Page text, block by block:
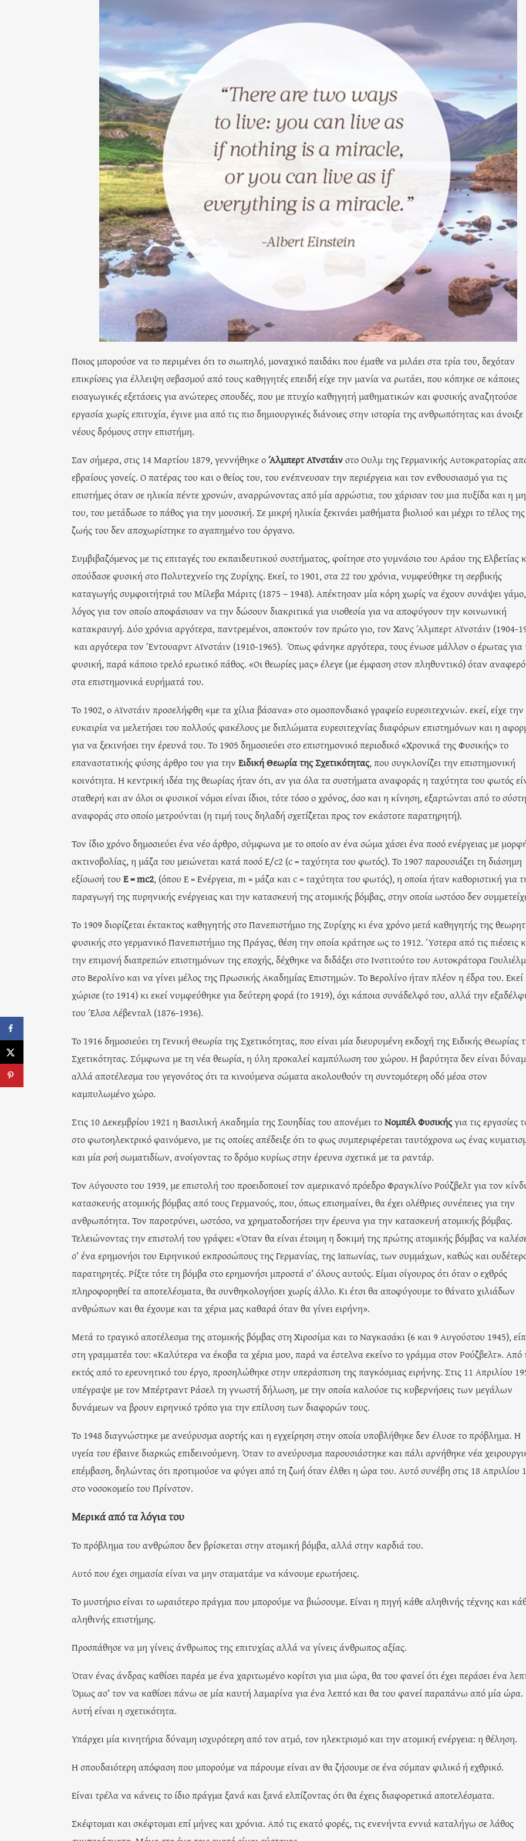
Ποιος μπορούσε να το περιμένει ότι το σιωπηλό, μοναχικό παιδάκι που έμαθε να μιλάει στα τρία του, δεχόταν
επικρίσεις για έλλειψη σεβασμού από τους καθηγητές επειδή είχε την μανία να ρωτάει, που κόπηκε σε κάποιες
εισαγωγικές εξετάσεις για ανώτερες σπουδές, που με πτυχίο καθηγητή μαθηματικών και φυσικής αναζητούσε
εργασία χωρίς επιτυχία, έγινε μια από τις πιο δημιουργικές διάνοιες στην ιστορία της ανθρωπότητας και άνοιξε
νέους δρόμους στην επιστήμη.
Σαν σήμερα, στις 14 Μαρτίου 1879, γεννήθηκε οΆλμπερτ Αϊνστάινστο Ουλμ της Γερμανικής Αυτοκρατορίας
εβραίους γονείς. Ο πατέρας του και ο θείος του, του ενέπνευσαν την περιέργεια και τον ενθουσιασμό για τις
επιστήμες όταν σε ηλικία πέντε χρονών, αναρρώνοντας από μία αρρώστια, του χάρισαν του μια πυξίδα και η
του, του μετάδωσε το πάθος για την μουσική. Σε μικρή ηλικία ξεκινάει μαθήματα βιολιού και μέχρι το τέλος της
ζωής του δεν αποχωρίστηκε το αγαπημένο του όργανο.
Συμβιβαζόμενος με τις επιταγές του εκπαιδευτικού συστήματος, φοίτησε στο γυμνάσιο του Αράου της Ελβετίας
σπούδασε φυσική στο Πολυτεχνείο της Ζυρίχης. Εκεί, το 1901, στα 22 του χρόνια, νυμφεύθηκε τη σερβικής
καταγωγής συμφοιτήτριά του Μίλεβα Μάριτς (1875 – 1948). Απέκτησαν μία κόρη χωρίς να έχουν συνάψει γάμο,
λόγος για τον οποίο αποφάσισαν να την δώσουν διακριτικά για υιοθεσία για να αποφύγουν την κοινωνική
κατακραυγή. Δύο χρόνια αργότερα, παντρεμένοι, αποκτούν τον πρώτο γιο, τον Χανς Άλμπερτ Αϊνστάιν (1904-
και αργότερα τον Έντουαρντ Αϊνστάιν (1910-1965). Όπως φάνηκε αργότερα, τους ένωσε μάλλον ο έρωτας για
φυσική, παρά κάποιο τρελό ερωτικό πάθος. «Οι θεωρίες μας» έλεγε (με έμφαση στον πληθυντικό) όταν
στα επιστημονικά ευρήματά του.
Το 1902, ο Αϊνστάιν προσελήφθη «με τα χίλια βάσανα» στο ομοσπονδιακό γραφείο ευρεσιτεχνιών. εκεί, είχε την
ευκαιρία να μελετήσει του πολλούς φακέλους με διπλώματα ευρεσιτεχνίας διαφόρων επιστημόνων και η
για να ξεκινήσει την έρευνά του. Το 1905 δημοσιεύει στο επιστημονικό περιοδικό «Χρονικά της Φυσικής» το
επαναστατικής φύσης άρθρο του για την Ειδική Θεωρία της Σχετικότητας, που συγκλονίζει την επιστημονική
κοινότητα. Η κεντρική ιδέα της θεωρίας ήταν ότι, αν για όλα τα συστήματα αναφοράς η ταχύτητα του φωτός
σταθερή και αν όλοι οι φυσικοί νόμοι είναι ίδιοι, τότε τόσο ο χρόνος, όσο και η κίνηση, εξαρτώνται από το
αναφοράς στο οποίο μετρούνται (η τιμή τους δηλαδή σχετίζεται προς τον εκάστοτε παρατηρητή).
Τον ίδιο χρόνο δημοσιεύει ένα νέο άρθρο, σύμφωνα με το οποίο αν ένα σώμα χάσει ένα ποσό ενέργειας με
ακτινοβολίας, η μάζα του μειώνεται κατά ποσό E/c2 (c = ταχύτητα του φωτός). Το 1907 παρουσιάζει τη διάσημη
εξίσωσή του E = mc2, (όπου E = Ενέργεια, m = μάζα και c = ταχύτητα του φωτός), η οποία ήταν καθοριστική για
παραγωγή της πυρηνικής ενέργειας και την κατασκευή της ατομικής βόμβας, στην οποία ωστόσο δεν
Το 1909 διορίζεται έκτακτος καθηγητής στο Πανεπιστήμιο της Ζυρίχης κι ένα χρόνο μετά καθηγητής της
φυσικής στο γερμανικό Πανεπιστήμιο της Πράγας, θέση την οποία κράτησε ως το 1912. Ύστερα από τις πιέσεις
την επιμονή διαπρεπών επιστημόνων της εποχής, δέχθηκε να διδάξει στο Ινστιτούτο του Αυτοκράτορα
στο Βερολίνο και να γίνει μέλος της Πρωσικής Ακαδημίας Επιστημών. Το Βερολίνο ήταν πλέον η έδρα του. Εκεί
χώρισε (το 1914) κι εκεί νυμφεύθηκε για δεύτερη φορά (το 1919), όχι κάποια συνάδελφό του, αλλά την
του Έλσα Λέβενταλ (1876-1936).
Το 1916 δημοσιεύει τη Γενική Θεωρία της Σχετικότητας, που είναι μία διευρυμένη εκδοχή της Ειδικής Θεωρίας
Σχετικότητας. Σύμφωνα με τη νέα θεωρία, η ύλη προκαλεί καμπύλωση του χώρου. Η βαρύτητα δεν είναι
αλλά αποτέλεσμα του γεγονότος ότι τα κινούμενα σώματα ακολουθούν τη συντομότερη οδό μέσα στον
καμπυλωμένο χώρο.
Στις 10 Δεκεμβρίου 1921 η Βασιλική Ακαδημία της Σουηδίας του απονέμει τοΝομπέλ Φυσικήςγια τις εργασίες
στο φωτοηλεκτρικό φαινόμενο, με τις οποίες απέδειξε ότι το φως συμπεριφέρεται ταυτόχρονα ως ένας
και μία ροή σωματιδίων, ανοίγοντας το δρόμο κυρίως στην έρευνα σχετικά με τα ραντάρ.
Τον Αύγουστο του 1939, με επιστολή του προειδοποιεί τον αμερικανό πρόεδρο Φραγκλίνο Ρούζβελτ για τον
κατασκευής ατομικής βόμβας από τους Γερμανούς, που, όπως επισημαίνει, θα έχει ολέθριες συνέπειες για την
ανθρωπότητα. Τον παροτρύνει, ωστόσο, να χρηματοδοτήσει την έρευνα για την κατασκευή ατομικής βόμβας.
Τελειώνοντας την επιστολή του γράφει: «Όταν θα είναι έτοιμη η δοκιμή της πρώτης ατομικής βόμβας να
σ’ ένα ερημονήσι του Ειρηνικού εκπροσώπους της Γερμανίας, της Ιαπωνίας, των συμμάχων, καθώς και
παρατηρητές. Ρίξτε τότε τη βόμβα στο ερημονήσι μπροστά σ’ όλους αυτούς. Είμαι σίγουρος ότι όταν ο εχθρός
πληροφορηθεί τα αποτελέσματα, θα συνθηκολογήσει χωρίς άλλο. Κι έτσι θα αποφύγουμε το θάνατο χιλιάδων
ανθρώπων και θα έχουμε και τα χέρια μας καθαρά όταν θα γίνει ειρήνη».
Μετά το τραγικό αποτέλεσμα της ατομικής βόμβας στη Χιροσίμα και το Ναγκασάκι (6 και 9 Αυγούστου 1945),
στη γραμματέα του: «Καλύτερα να έκοβα τα χέρια μου, παρά να έστελνα εκείνο το γράμμα στον Ρούζβελτ». Από
εκτός από το ερευνητικό του έργο, προσηλώθηκε στην υπεράσπιση της παγκόσμιας ειρήνης. Στις 11 Απριλίου
υπέγραψε με τον Μπέρτραντ Ράσελ τη γνωστή δήλωση, με την οποία καλούσε τις κυβερνήσεις των μεγάλων
δυνάμεων να βρουν ειρηνικό τρόπο για την επίλυση των διαφορών τους.
Το 1948 διαγνώστηκε με ανεύρυσμα αορτής και η εγχείρηση στην οποία υποβλήθηκε δεν έλυσε το πρόβλημα. Η
υγεία του έβαινε διαρκώς επιδεινούμενη. Όταν το ανεύρυσμα παρουσιάστηκε και πάλι αρνήθηκε νέα
επέμβαση, δηλώντας ότι προτιμούσε να φύγει από τη ζωή όταν έλθει η ώρα του. Αυτό συνέβη στις 18 Απριλίου
στο νοσοκομείο του Πρίνστον.
Μερικά από τα λόγια του
Το πρόβλημα του ανθρώπου δεν βρίσκεται στην ατομική βόμβα, αλλά στην καρδιά του.
Αυτό που έχει σημασία είναι να μην σταματάμε να κάνουμε ερωτήσεις.
Το μυστήριο είναι το ωραιότερο πράγμα που μπορούμε να βιώσουμε. Είναι η πηγή κάθε αληθινής τέχνης και
αληθινής επιστήμης.
Προσπάθησε να μη γίνεις άνθρωπος της επιτυχίας αλλά να γίνεις άνθρωπος αξίας.
Όταν ένας άνδρας καθίσει παρέα με ένα χαριτωμένο κορίτσι για μια ώρα, θα του φανεί ότι έχει περάσει ένα
Όμως ασ’ τον να καθίσει πάνω σε μία καυτή λαμαρίνα για ένα λεπτό και θα του φανεί παραπάνω από μία ώρα.
Αυτή είναι η σχετικότητα.
Υπάρχει μία κινητήρια δύναμη ισχυρότερη από τον ατμό, τον ηλεκτρισμό και την ατομική ενέργεια: η θέληση.
Η σπουδαιότερη απόφαση που μπορούμε να πάρουμε είναι αν θα ζήσουμε σε ένα σύμπαν φιλικό ή εχθρικό.
Είναι τρέλα να κάνεις το ίδιο πράγμα ξανά και ξανά ελπίζοντας ότι θα έχεις διαφορετικά αποτελέσματα.
Σκέφτομαι και σκέφτομαι επί μήνες και χρόνια. Από τις εκατό φορές, τις ενενήντα εννιά καταλήγω σε λάθος